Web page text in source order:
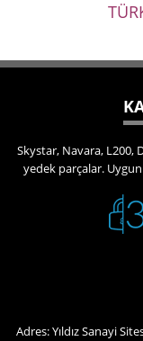
Skystar, Navara, L200,
yedek parçalar.
Adres: Yıldız Sanayi